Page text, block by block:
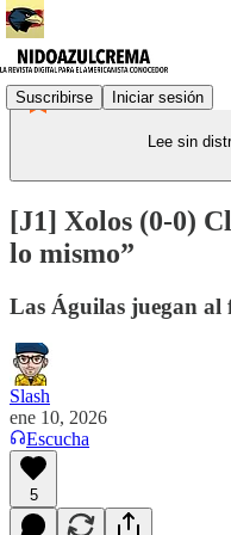
Suscribirse Iniciar sesión
Lee sin
[J1] Xolos (0-0)
lo mismo”
Las Águilas juegan
Slash
ene 10, 2026
Escucha
5